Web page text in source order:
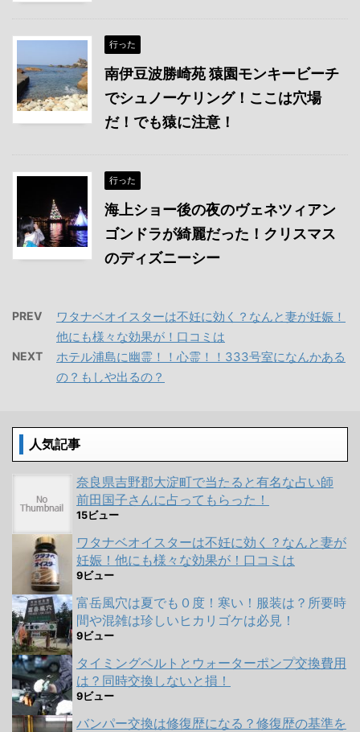
行った
南伊豆波勝崎苑 猿園モンキービーチ
でシュノーケリング！ここは穴場
だ！でも猿に注意！
行った
海上ショー後の夜のヴェネツィアン
ゴンドラが綺麗だった！クリスマス
のディズニーシー
PREV
ワタナベオイスターは不妊に効く？なんと妻が妊娠！
他にも様々な効果が！口コミは
NEXT
ホテル浦島に幽霊！！心霊！！333号室になんかある
の？もしや出るの？
人気記事
奈良県吉野郡大淀町で当たると有名な占い師
前田国子さんに占ってもらった！
15ビュー
ワタナベオイスターは不妊に効く？なんと妻が
妊娠！他にも様々な効果が！口コミは
9ビュー
富岳風穴は夏でも０度！寒い！服装は？所要時
間や混雑は珍しいヒカリゴケは必見！
9ビュー
タイミングベルトとウォーターポンプ交換費用
は？同時交換しないと損！
9ビュー
バンパー交換は修復歴になる？修復歴の基準を